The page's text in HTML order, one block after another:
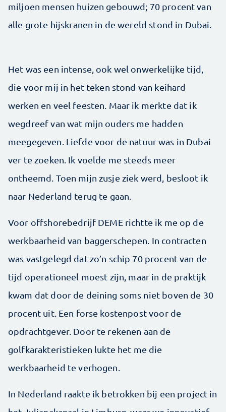
miljoen mensen huizen gebouwd; 70 procent van
alle grote hijskranen in de wereld stond in Dubai.
Het was een intense, ook wel onwerkelijke tijd,
die voor mij in het teken stond van keihard
werken en veel feesten. Maar ik merkte dat ik
wegdreef van wat mijn ouders me hadden
meegegeven. Liefde voor de natuur was in Dubai
ver te zoeken. Ik voelde me steeds meer
ontheemd. Toen mijn zusje ziek werd, besloot ik
naar Nederland terug te gaan.
Voor offshorebedrijf DEME richtte ik me op de
werkbaarheid van baggerschepen. In contracten
was vastgelegd dat zo’n schip 70 procent van de
tijd operationeel moest zijn, maar in de praktijk
kwam dat door de deining soms niet boven de 30
procent uit. Een forse kostenpost voor de
opdrachtgever. Door te rekenen aan de
golfkarakteristieken lukte het me die
werkbaarheid te verhogen.
In Nederland raakte ik betrokken bij een project in